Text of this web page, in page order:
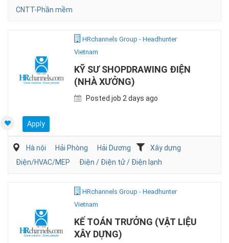
CNTT-Phần mềm
HRchannels Group - Headhunter
Vietnam
KỸ SƯ SHOPDRAWING ĐIỆN
(NHÀ XƯỞNG)
Posted job 2 days ago
Apply
Hà nội Hải Phòng Hải Dương
Xây dựng
Điện/HVAC/MEP
Điện / Điện tử / Điện lạnh
HRchannels Group - Headhunter
Vietnam
KẾ TOÁN TRƯỞNG (VẬT LIỆU
XÂY DỰNG)